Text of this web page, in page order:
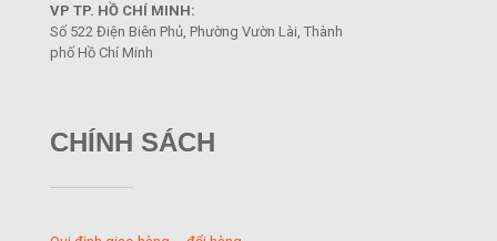
VP TP. HỒ CHÍ MINH:
Số 522 Điện Biên Phủ, Phường Vườn Lài, Thành
phố Hồ Chí Minh
CHÍNH SÁCH